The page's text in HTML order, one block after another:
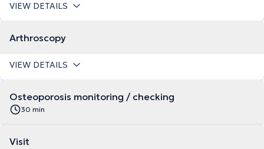
VIEW DETAILS
Arthroscopy
VIEW DETAILS
Osteoporosis monitoring / checking
30 min
Visit